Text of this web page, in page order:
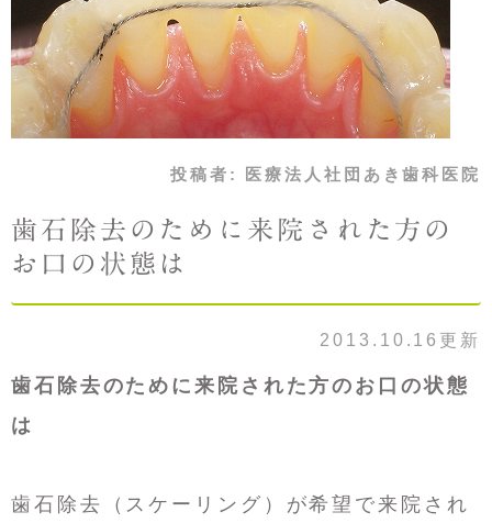
投稿者: 医療法人社団あき歯科医院
歯石除去のために来院された方の
お口の状態は
2013.10.16更新
歯石除去のために来院された方のお口の状態
は
歯石除去（スケーリング）が希望で来院され